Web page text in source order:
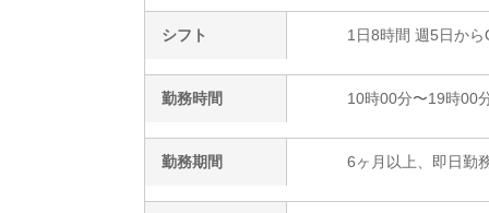
シフト 1日8時間 週5日から
勤務時間 10時00分〜19時00
勤務期間 6ヶ月以上、即日勤